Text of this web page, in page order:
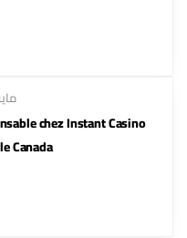
مايو
chez Instant Casino
Canada